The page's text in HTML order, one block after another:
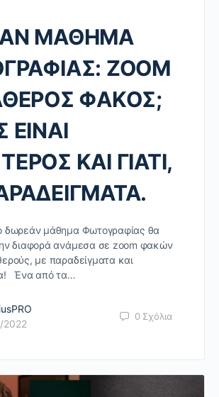
ΜΑΘΗΜΑ
ΖΟΟΜ
ΦΑΚΟΣ;
ΕΙΝΑΙ
ΚΑΙ ΓΙΑΤΙ,
δωρεάν μάθημα Φωτογραφίας θα
διαφορά ανάμεσα σε zoom φακών
με παραδείγματα και
Ένα από τα…
2022
0 Σχόλια